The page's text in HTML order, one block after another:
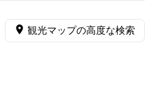
観光マップの高度な検索